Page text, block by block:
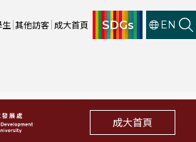
生 其他訪客 成大首頁 SDGs EN
成大首頁